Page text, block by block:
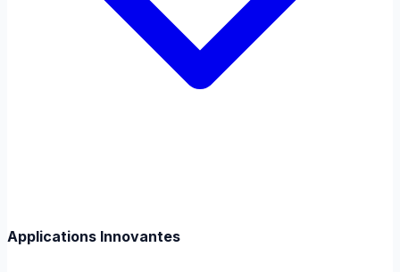
Applications Innovantes